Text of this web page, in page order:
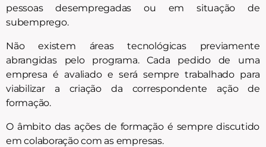
pessoas desempregadas ou em situação de
subemprego.
Não existem áreas tecnológicas previamente
abrangidas pelo programa. Cada pedido de uma
empresa é avaliado e será sempre trabalhado para
viabilizar a criação da correspondente ação de
formação.
O âmbito das ações de formação é sempre discutido
em colaboração com as empresas.